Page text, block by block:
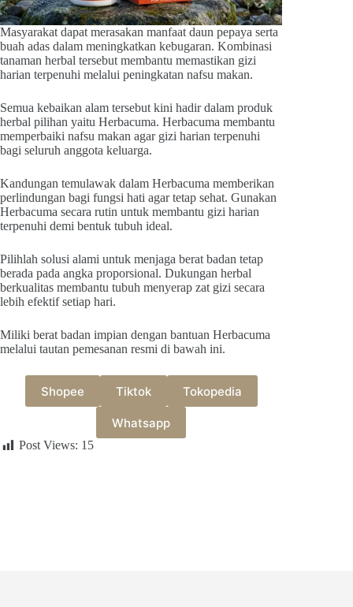
Masyarakat dapat merasakan manfaat daun pepaya serta
buah adas dalam meningkatkan kebugaran. Kombinasi
tanaman herbal tersebut membantu memastikan gizi
harian terpenuhi melalui peningkatan nafsu makan.
Semua kebaikan alam tersebut kini hadir dalam produk
herbal pilihan yaitu Herbacuma. Herbacuma membantu
memperbaiki nafsu makan agar gizi harian terpenuhi
bagi seluruh anggota keluarga.
Kandungan temulawak dalam Herbacuma memberikan
perlindungan bagi fungsi hati agar tetap sehat. Gunakan
Herbacuma secara rutin untuk membantu gizi harian
terpenuhi demi bentuk tubuh ideal.
Pilihlah solusi alami untuk menjaga berat badan tetap
berada pada angka proporsional. Dukungan herbal
berkualitas membantu tubuh menyerap zat gizi secara
lebih efektif setiap hari.
Miliki berat badan impian dengan bantuan Herbacuma
melalui tautan pemesanan resmi di bawah ini.
Shopee Tiktok Tokopedia
Whatsapp
Post Views: 15